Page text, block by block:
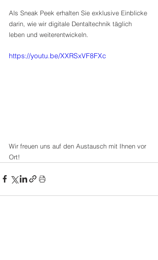
Als Sneak Peek erhalten Sie exklusive Einblicke
darin, wie wir digitale Dentaltechnik täglich
leben und weiterentwickeln.
https://youtu.be/XXRSxVF8FXc
Wir freuen uns auf den Austausch mit Ihnen vor
Ort!